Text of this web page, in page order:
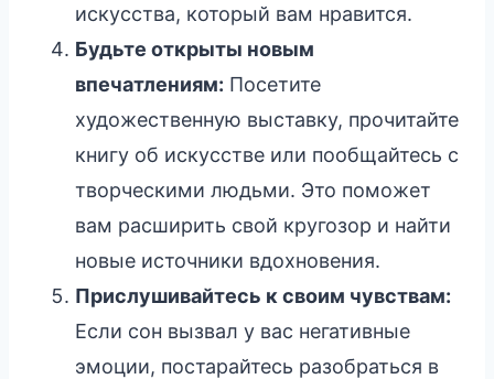
искусства, который вам нравится.
Будьте открыты новым
впечатлениям: Посетите
художественную выставку, прочитайте
книгу об искусстве или пообщайтесь с
творческими людьми. Это поможет
вам расширить свой кругозор и найти
новые источники вдохновения.
Прислушивайтесь к своим чувствам:
Если сон вызвал у вас негативные
эмоции, постарайтесь разобраться в